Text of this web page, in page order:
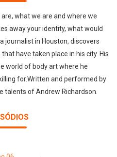
what we are and where we
away your identity, what would
journalist in Houston, discovers
have taken place in his city. His
world of body art where he
for.Written and performed by
talents of Andrew Richardson.